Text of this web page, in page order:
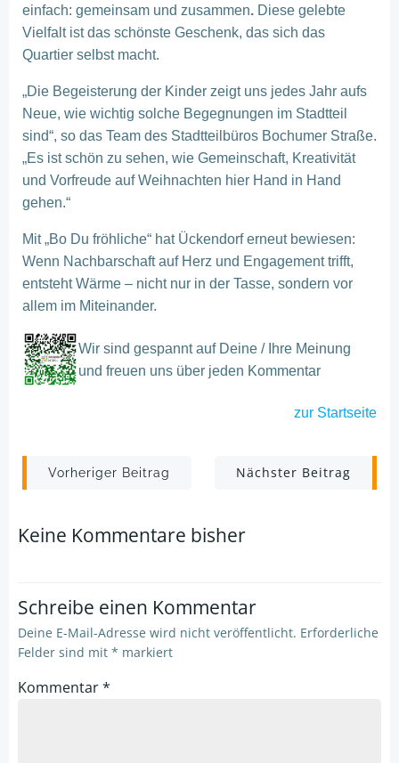
einfach: gemeinsam und zusammen. Diese gelebte
Vielfalt ist das schönste Geschenk, das sich das
Quartier selbst macht.
„Die Begeisterung der Kinder zeigt uns jedes Jahr aufs
Neue, wie wichtig solche Begegnungen im Stadtteil
sind“, so das Team des Stadtteilbüros Bochumer Straße.
„Es ist schön zu sehen, wie Gemeinschaft, Kreativität
und Vorfreude auf Weihnachten hier Hand in Hand
gehen.“
Mit „Bo Du fröhliche“ hat Ückendorf erneut bewiesen:
Wenn Nachbarschaft auf Herz und Engagement trifft,
entsteht Wärme – nicht nur in der Tasse, sondern vor
allem im Miteinander.
Wir sind gespannt auf Deine / Ihre Meinung
und freuen uns über jeden Kommentar
zur Startseite
Post
navigation
Vorheriger Beitrag
Post
navigation
Nächster Beitrag
Keine Kommentare bisher
Schreibe einen Kommentar
Deine E-Mail-Adresse wird nicht veröffentlicht. Erforderliche
Felder sind mit * markiert
Kommentar*